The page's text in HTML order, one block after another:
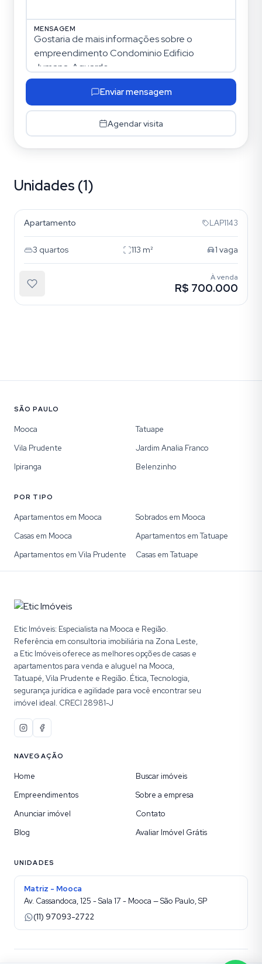
MENSAGEM
Enviar mensagem
Agendar visita
Unidades (1)
Mooca
Apartamento LAP1143
3 quartos 113 m² 1 vaga
À venda
R$ 700.000
SÃO PAULO
Mooca
Tatuape
Vila Prudente
Jardim Analia Franco
Ipiranga
Belenzinho
POR TIPO
Apartamentos em Mooca
Sobrados em Mooca
Casas em Mooca
Apartamentos em Tatuape
Apartamentos em Vila Prudente
Casas em Tatuape
Etic Imóveis: Especialista na Mooca e Região.
Referência em consultoria imobiliária na Zona Leste,
a Etic Imóveis oferece as melhores opções de casas e
apartamentos para venda e aluguel na Mooca,
Tatuapé, Vila Prudente e Região. Ética, Tecnologia,
segurança jurídica e agilidade para você encontrar seu
imóvel ideal. CRECI 28981-J
NAVEGAÇÃO
Home
Buscar imóveis
Empreendimentos
Sobre a empresa
Anunciar imóvel
Contato
Blog
Avaliar Imóvel Grátis
UNIDADES
Matriz - Mooca
Av. Cassandoca, 125 - Sala 17 - Mooca — São Paulo, SP
(11) 97093-2722